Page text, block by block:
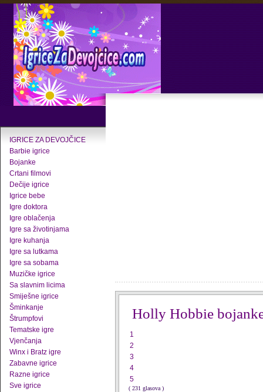
IGRICE ZA DEVOJČICE
Barbie igrice
Bojanke
Crtani filmovi
Dečije igrice
Igrice bebe
Igre doktora
Igre oblačenja
Igre sa životinjama
Igre kuhanja
Igre sa lutkama
Igre sa sobama
Muzičke igrice
Sa slavnim licima
Smiješne igrice
Šminkanje
Štrumpfovi
Tematske igre
Vjenčanja
Winx i Bratz igre
Zabavne igrice
Razne igrice
Sve igrice
Holly Hobbie
1
2
3
4
5
( 231 glasova )